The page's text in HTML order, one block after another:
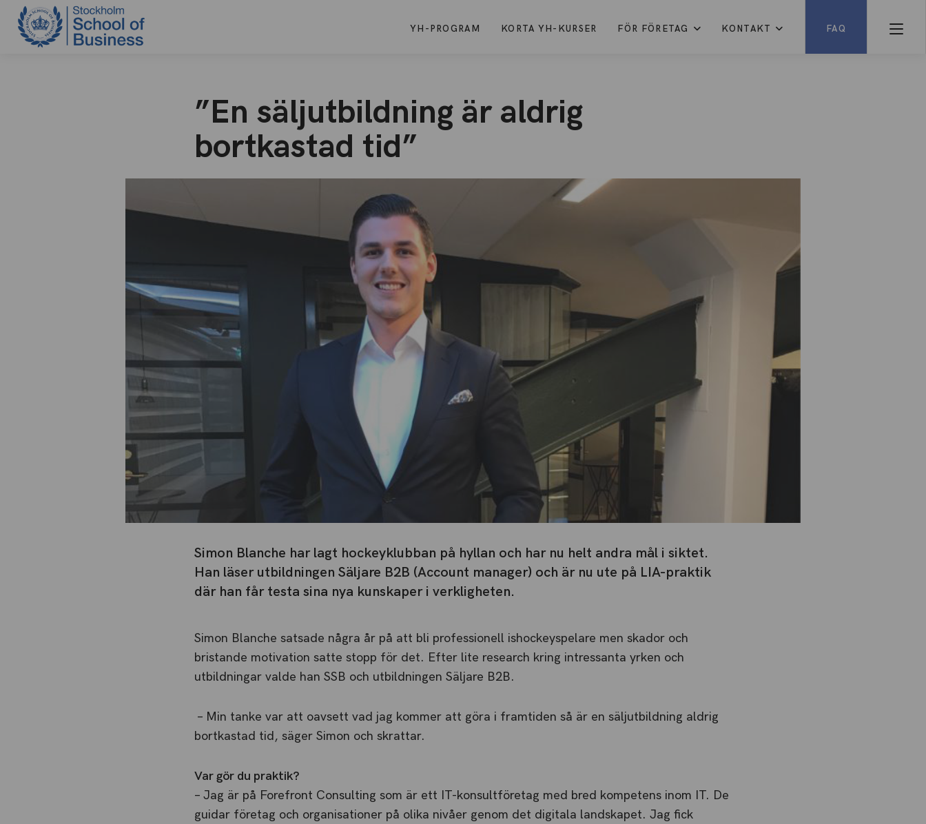
FAQ
YH-PROGRAM KORTA YH-KURSER FÖR FÖRETAG KONTAKT
”En säljutbildning är aldrig
bortkastad tid”
Simon Blanche har lagt hockeyklubban på hyllan och har nu helt andra mål i siktet.
Han läser utbildningen Säljare B2B (Account manager) och är nu ute på LIA-praktik
där han får testa sina nya kunskaper i verkligheten.
Simon Blanche satsade några år på att bli professionell ishockeyspelare men skador och
bristande motivation satte stopp för det. Efter lite research kring intressanta yrken och
utbildningar valde han SSB och utbildningen Säljare B2B.
­ – Min tanke var att oavsett vad jag kommer att göra i framtiden så är en säljutbildning aldrig
bortkastad tid, säger Simon och skrattar.
Var gör du praktik?
– Jag är på Forefront Consulting som är ett IT-konsultföretag med bred kompetens inom IT. De
guidar företag och organisationer på olika nivåer genom det digitala landskapet. Jag fick